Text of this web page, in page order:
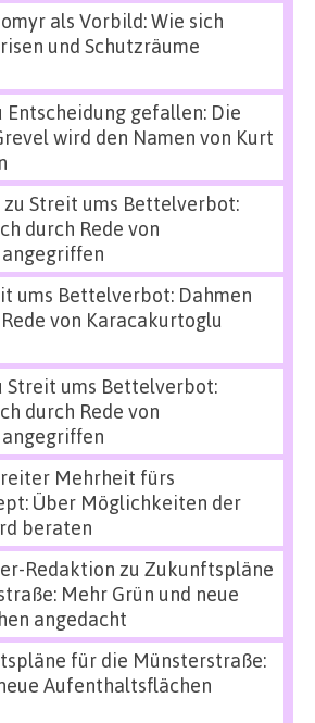
als Vorbild: Wie sich
und Schutzräume
Entscheidung gefallen: Die
wird den Namen von Kurt
zu Streit ums Bettelverbot:
durch Rede von
ums Bettelverbot: Dahmen
von Karacakurtoglu
Streit ums Bettelverbot:
durch Rede von
Mehrheit fürs
Über Möglichkeiten der
beraten
Redaktion zu Zukunftspläne
Mehr Grün und neue
angedacht
für die Münsterstraße:
Aufenthaltsflächen